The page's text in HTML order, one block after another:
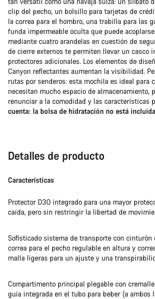
clip del pecho, un bolsillo para tarjetas de
la correa para el hombro, una trabilla para las
funda impermeable oculta que puede
mediante cuatro arandelas en cuestión de
de cierre externos te permiten llevar un casco
protectores adicionales. Los elementos de
Canyon reflectantes aumentan la visibilidad.
rutas por senderos: esta mochila es ideal para
necesitan mucho espacio de almacenamiento,
renunciar a la comodidad y las características
cuenta: la bolsa de hidratación no está
Detalles de producto
Características
Protector D3O integrado para una mayor
caída, pero sin restringir la libertad de
Sofisticado sistema de transporte con cinturón
correa para el pecho regulable en altura y
malla ligeras para un ajuste y una
Compartimento principal plegable con
guía integrada en el tubo para beber (a ambos